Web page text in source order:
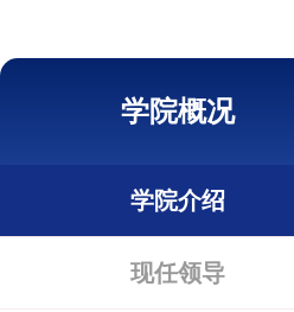
学院概况
学院介绍
现任领导